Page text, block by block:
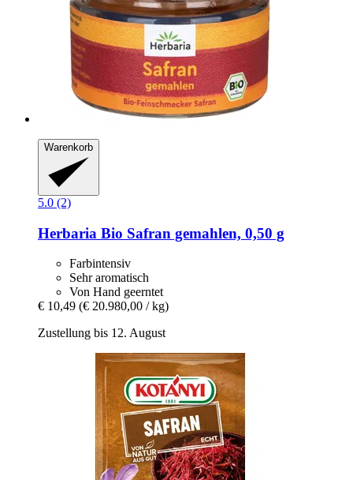
Warenkorb
5.0 (2)
Herbaria Bio Safran gemahlen, 0,50 g
Farbintensiv
Sehr aromatisch
Von Hand geerntet
€ 10,49 (€ 20.980,00 / kg)
Zustellung bis 12. August